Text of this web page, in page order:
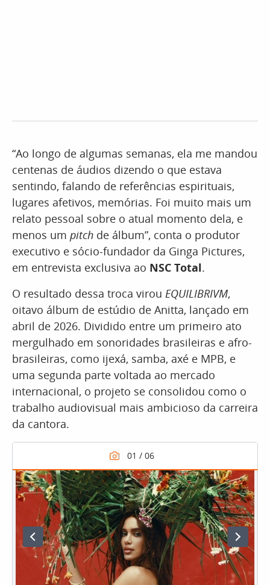
“Ao longo de algumas semanas, ela me mandou
centenas de áudios dizendo o que estava
sentindo, falando de referências espirituais,
lugares afetivos, memórias. Foi muito mais um
relato pessoal sobre o atual momento dela, e
menos um pitch de álbum”, conta o produtor
executivo e sócio-fundador da Ginga Pictures,
em entrevista exclusiva ao NSC Total.
O resultado dessa troca virou EQUILIBRIVM,
oitavo álbum de estúdio de Anitta, lançado em
abril de 2026. Dividido entre um primeiro ato
mergulhado em sonoridades brasileiras e afro-
brasileiras, como ijexá, samba, axé e MPB, e
uma segunda parte voltada ao mercado
internacional, o projeto se consolidou como o
trabalho audiovisual mais ambicioso da carreira
da cantora.